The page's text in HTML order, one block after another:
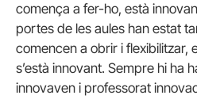
comença a fer-ho, està
portes de les aules han estat
comencen a obrir i flexibilitzar,
s’està innovant. Sempre hi ha
innovaven i professorat